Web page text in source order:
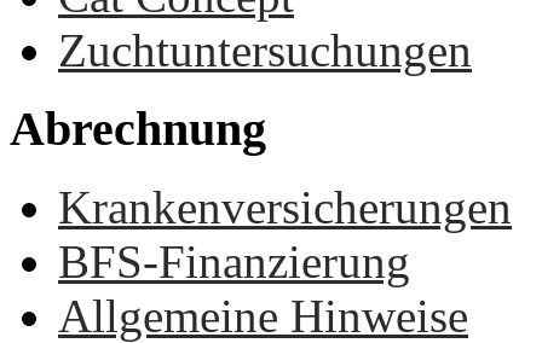
Zuchtuntersuchungen
Abrechnung
Krankenversicherungen
BFS-Finanzierung
Allgemeine Hinweise